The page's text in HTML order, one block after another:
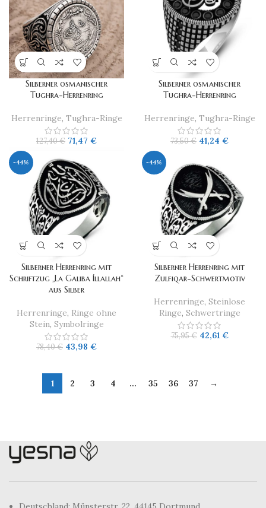
Silberner osmanischer
Tughra-Herrenring
Herrenringe, Tughra-Ringe
127,40€ 71,47 €
Silberner osmanischer
Tughra-Herrenring
Herrenringe, Tughra-Ringe
73,50€ 41,24 €
-44%
Silberner Herrenring mit
Schriftzug „La Galiba İllallah“
aus Silber
Herrenringe, Ringe ohne
Stein, Symbolringe
78,40€ 43,98 €
-44%
​Silberner Herrenring mit
Zulfiqar-Schwertmotiv
Herrenringe, Steinlose
Ringe, Schwertringe
75,95€ 42,61 €
1 2 3 4 … 35 36 37 →